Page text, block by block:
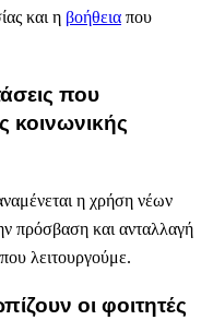
και η βοήθεια που
που
κοινωνικής
η χρήση νέων
πρόσβαση και ανταλλαγή
λειτουργούμε.
οι φοιτητές